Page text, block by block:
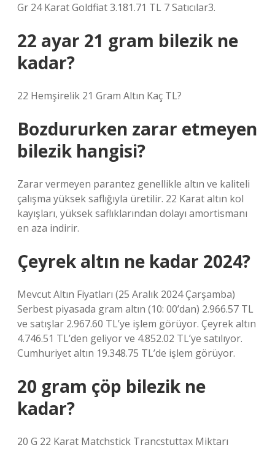
Gr 24 Karat Goldfiat 3.181.71 TL 7 Satıcılar3.
22 ayar 21 gram bilezik ne
kadar?
22 Hemşirelik 21 Gram Altın Kaç TL?
Bozdururken zarar etmeyen
bilezik hangisi?
Zarar vermeyen parantez genellikle altın ve kaliteli
çalışma yüksek saflığıyla üretilir. 22 Karat altın kol
kayışları, yüksek saflıklarından dolayı amortismanı
en aza indirir.
Çeyrek altın ne kadar 2024?
Mevcut Altın Fiyatları (25 Aralık 2024 Çarşamba)
Serbest piyasada gram altın (10: 00’dan) 2.966.57 TL
ve satışlar 2.967.60 TL’ye işlem görüyor. Çeyrek altın
4.746.51 TL’den geliyor ve 4.852.02 TL’ye satılıyor.
Cumhuriyet altın 19.348.75 TL’de işlem görüyor.
20 gram çöp bilezik ne
kadar?
20 G 22 Karat Matchstick Trancstuttax Miktarı